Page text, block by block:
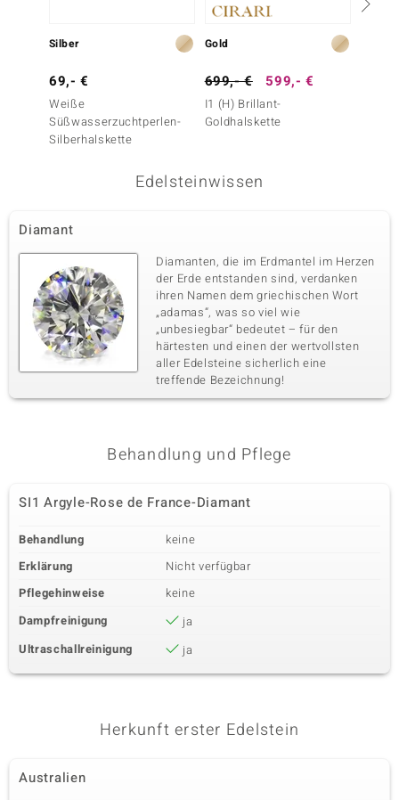
Herkunft
Vierter Edelstein
SI1 Argyle-Rose de France-
Diamant
Anzahl und Größe
3 à 1,3 mm
Runder Brillantschliff
Pavéfassung
Fünfter Edelstein
Edelsteinvarietät
SI1 Argyle-Rose de France-
Diamant
Anzahl und Größe
10 à 1,2 mm
Karatgewicht Summe
0,08 ct
Schliff
Runder Brillantschliff
Fassung Herkunft
Edelsteinvarietät
SI1 Argyle-Rose de France-
Diamant
Anzahl und Größe
1 à 1 mm
0,005 ct Runder Brillantschliff
Fassung
Silber
69,- €
Weiße
Süßwasserzuchtperlen-
Silberhalskette
Gold
699,- € 599,- €
I1 (H) Brillant-
Goldhalskette
Edelsteinwissen
Diamant
Diamanten, die im Erdmantel im Herzen
der Erde entstanden sind, verdanken
ihren Namen dem griechischen Wort
„adamas“, was so viel wie
„unbesiegbar“ bedeutet – für den
härtesten und einen der wertvollsten
aller Edelsteine sicherlich eine
treffende Bezeichnung!
Behandlung und Pflege
SI1 Argyle-Rose de France-Diamant
Behandlung
keine
Erklärung
Nicht verfügbar
Pflegehinweise
keine
Dampfreinigung
ja
Ultraschallreinigung
ja
Herkunft erster Edelstein
Australien